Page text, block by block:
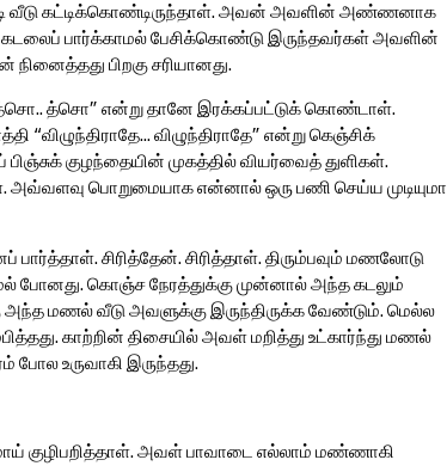
வீடு கட்டிக்கொண்டிருந்தாள். அவன் அவளின் அண்ணனாக
பார்க்காமல் பேசிக்கொண்டு இருந்தவர்கள் அவளின்
பிறகு சரியானது.
த்சொ” என்று தானே இரக்கப்பட்டுக் கொண்டாள்.
விழுந்திராதே” என்று கெஞ்சிக்
குழந்தையின் முகத்தில் வியர்வைத் துளிகள்.
அவ்வளவு பொறுமையாக என்னால் ஒரு பணி செய்ய முடியுமா
சிரித்தேன். சிரித்தாள். திரும்பவும் மணலோடு
போனது. கொஞ்ச நேரத்துக்கு முன்னால் அந்த கடலும்
மணல் வீடு அவளுக்கு இருந்திருக்க வேண்டும். மெல்ல
காற்றின் திசையில் அவள் மறித்து உட்கார்ந்து மணல்
போல உருவாகி இருந்தது.
குழிபறித்தாள். அவள் பாவாடை எல்லாம் மண்ணாகி